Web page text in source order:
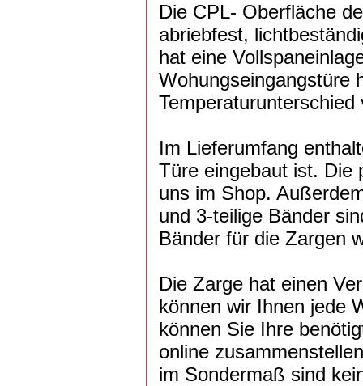
Die CPL- Oberfläche
abriebfest,
hat eine
Wohungseingangstüre
Im Lieferumfang
Türe eingebaut ist. Die
uns im Shop.
und 3-teilige Bänder
Bänder für die Zargen
Die Zarge hat einen
können wir Ihnen jede
können Sie Ihre
online
im Sondermaß sind